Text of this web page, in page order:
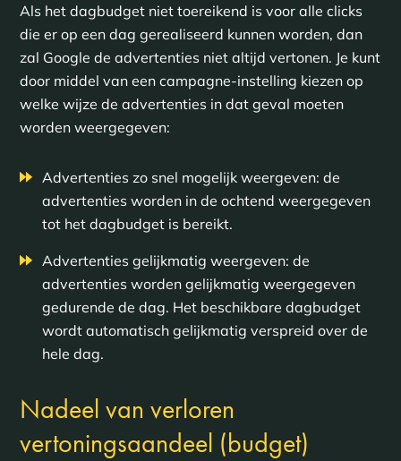
Als het dagbudget niet toereikend is voor alle clicks
die er op een dag gerealiseerd kunnen worden, dan
zal Google de advertenties niet altijd vertonen. Je kunt
door middel van een campagne-instelling kiezen op
welke wijze de advertenties in dat geval moeten
worden weergegeven:
Advertenties zo snel mogelijk weergeven: de
advertenties worden in de ochtend weergegeven
tot het dagbudget is bereikt.
Advertenties gelijkmatig weergeven: de
advertenties worden gelijkmatig weergegeven
gedurende de dag. Het beschikbare dagbudget
wordt automatisch gelijkmatig verspreid over de
hele dag.
Nadeel van verloren
vertoningsaandeel (budget)